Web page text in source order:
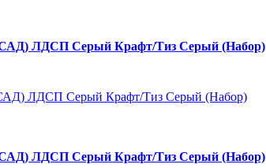
ЛДСП Серый Крафт/Тиз Серый (Набор)
ЛДСП Серый Крафт/Тиз Серый (Набор)